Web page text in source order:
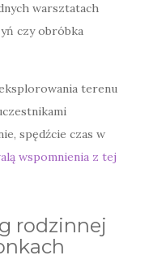
warsztatach
czy obróbka
terenu
spędźcie czas w
wspomnienia z tej
rodzinnej